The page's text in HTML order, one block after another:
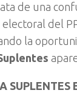
de una
electoral del
la
SUPLENTES